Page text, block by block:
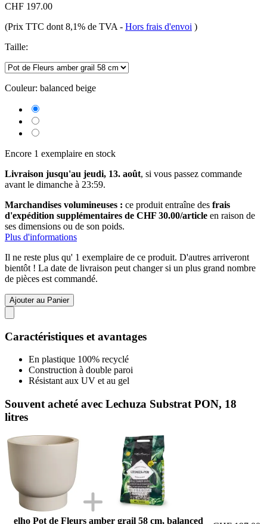
CHF 197.00
(Prix TTC dont 8,1% de TVA - Hors frais d'envoi )
Taille:
Couleur: balanced beige
Encore 1 exemplaire en stock
Livraison jusqu'au jeudi, 13. août, si vous passez commande
avant le dimanche à 23:59.
Marchandises volumineuses : ce produit entraîne des frais
d'expédition supplémentaires de CHF 30.00/article en raison de
ses dimensions ou de son poids.
Plus d'informations
Il ne reste plus qu' 1 exemplaire de ce produit. D'autres arriveront
bientôt ! La date de livraison peut changer si un plus grand nombre
de pièces est commandé.
Ajouter au Panier
Caractéristiques et avantages
En plastique 100% recyclé
Construction à double paroi
Résistant aux UV et au gel
Souvent acheté avec Lechuza Substrat PON, 18
litres
elho Pot de Fleurs amber grail 58 cm, balanced